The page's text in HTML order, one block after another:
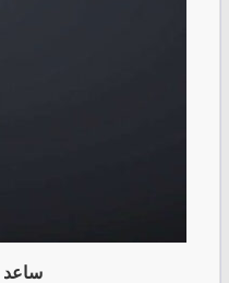
ساعد